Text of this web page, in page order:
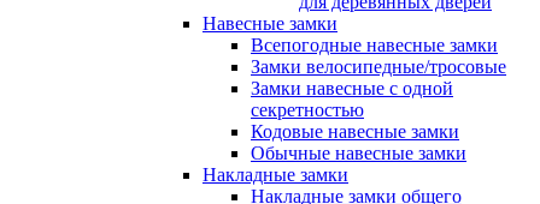
Навесные замки
Всепогодные навесные замки
Замки велосипедные/тросовые
Замки навесные с одной
секретностью
Кодовые навесные замки
Обычные навесные замки
Накладные замки
Накладные замки общего